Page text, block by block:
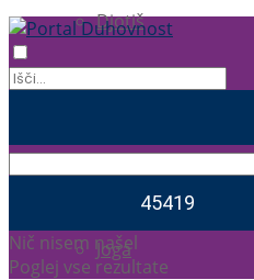
Djotiš
Feng Shui
Joga
Nič nisem našel
Poglej vse rezultate